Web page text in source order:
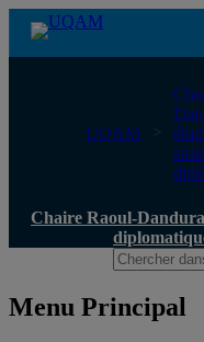
Chaire Raoul-Dandurand
UQAM
Chaire Raoul-
Menu Principal